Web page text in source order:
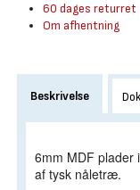
60 dages returret
Om afhentning
Beskrivelse
6mm MDF plader
af tysk nåletræ.